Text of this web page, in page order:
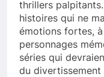
thrillers
histoires qui ne
émotions fortes,
personnages
séries qui
du divertissement